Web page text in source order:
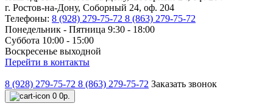
г. Ростов-на-Дону, Соборный 24, оф. 204
Телефоны: 8 (928) 279-75-72 8 (863) 279-75-72
Понедельник - Пятница 9:30 - 18:00
Суббота 10:00 - 15:00
Воскресенье выходной
Перейти в контакты
8 (928) 279-75-72 8 (863) 279-75-72 Заказать звонок
0 0р.